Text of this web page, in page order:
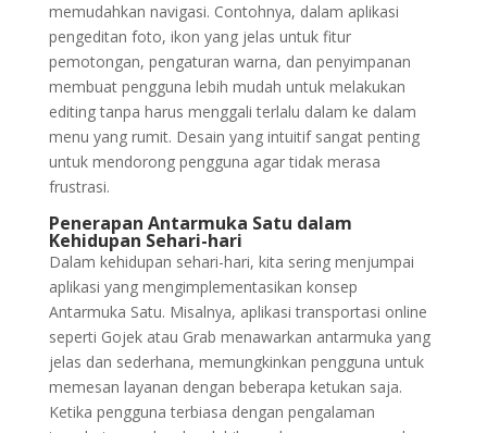
memudahkan navigasi. Contohnya, dalam aplikasi
pengeditan foto, ikon yang jelas untuk fitur
pemotongan, pengaturan warna, dan penyimpanan
membuat pengguna lebih mudah untuk melakukan
editing tanpa harus menggali terlalu dalam ke dalam
menu yang rumit. Desain yang intuitif sangat penting
untuk mendorong pengguna agar tidak merasa
frustrasi.
Penerapan Antarmuka Satu dalam
Kehidupan Sehari-hari
Dalam kehidupan sehari-hari, kita sering menjumpai
aplikasi yang mengimplementasikan konsep
Antarmuka Satu. Misalnya, aplikasi transportasi online
seperti Gojek atau Grab menawarkan antarmuka yang
jelas dan sederhana, memungkinkan pengguna untuk
memesan layanan dengan beberapa ketukan saja.
Ketika pengguna terbiasa dengan pengalaman